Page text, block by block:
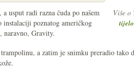
Više o
tijelo
usput radi razna čuda po našem
poznatog američkog
naravno, Gravity.
a zatim je snimku preradio tako